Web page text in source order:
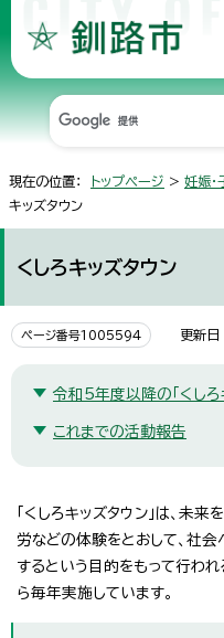
現在の位置： トップページ > 妊娠・
キッズタウン
くしろキッズタウン
ページ番号1005594 更新日
令和5年度以降の「くしろ
これまでの活動報告
「くしろキッズタウン」は、未
労などの体験をとおして、社
するという目的をもって行わ
ら毎年実施しています。